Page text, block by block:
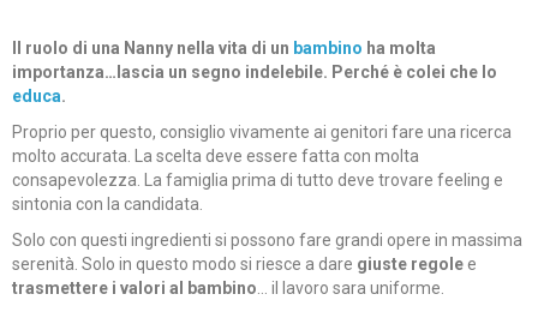
Il ruolo di una Nanny nella vita di un bambino ha molta
importanza…lascia un segno indelebile. Perché è colei che lo
educa.
Proprio per questo, consiglio vivamente ai genitori fare una ricerca
molto accurata. La scelta deve essere fatta con molta
consapevolezza. La famiglia prima di tutto deve trovare feeling e
sintonia con la candidata.
Solo con questi ingredienti si possono fare grandi opere in massima
serenità. Solo in questo modo si riesce a dare giuste regolee
trasmettere i valori al bambino … il lavoro sara uniforme.